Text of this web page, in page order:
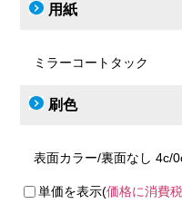
用紙
ミラーコートタック
刷色
表面カラー/裏面なし 4c/
単価を表示(価格に消費